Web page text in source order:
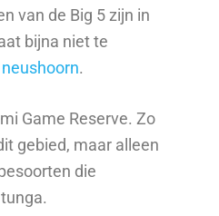
van de Big 5 zijn in
bijna niet te
.
Game Reserve. Zo
gebied, maar alleen
die